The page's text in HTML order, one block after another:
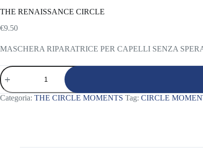
THE RENAISSANCE CIRCLE
€9.50
MASCHERA RIPARATRICE PER CAPELLI SENZA
THE
RENAISSANCE
CIRCLE
quantità
Categoria: THE CIRCLE MOMENTS Tag: CIRCLE